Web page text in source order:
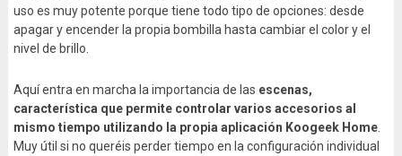
uso es muy potente porque tiene todo tipo de opciones: desde
apagar y encender la propia bombilla hasta cambiar el color y el
nivel de brillo.
Aquí entra en marcha la importancia de las escenas,
característica que permite controlar varios accesorios al
mismo tiempo utilizando la propia aplicación Koogeek Home.
Muy útil si no queréis perder tiempo en la configuración individual